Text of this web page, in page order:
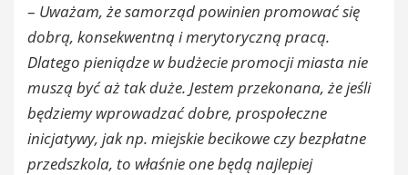
– Uważam, że samorząd powinien promować się
dobrą, konsekwentną i merytoryczną pracą.
Dlatego pieniądze w budżecie promocji miasta nie
muszą być aż tak duże. Jestem przekonana, że jeśli
będziemy wprowadzać dobre, prospołeczne
inicjatywy, jak np. miejskie becikowe czy bezpłatne
przedszkola, to właśnie one będą najlepiej